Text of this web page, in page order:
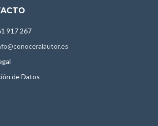
917 267
de Datos